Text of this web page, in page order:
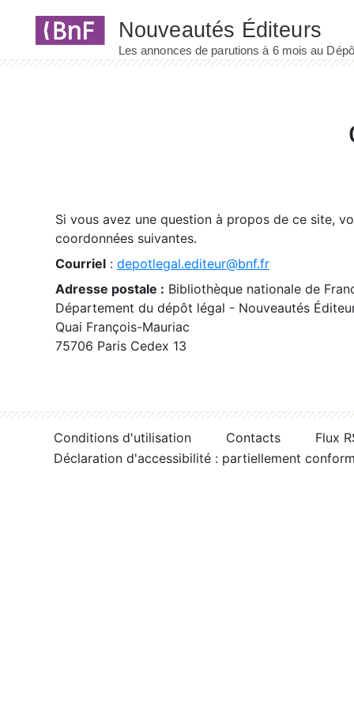
Si vous avez une question à propos de ce site,
coordonnées suivantes.
Courriel : depotlegal.editeur@bnf.fr
Adresse postale : Bibliothèque nationale de
Département du dépôt légal - Nouveautés
Quai François-Mauriac
75706 Paris Cedex 13
Conditions d'utilisation Contacts
Flux
Déclaration d'accessibilité : partiellement